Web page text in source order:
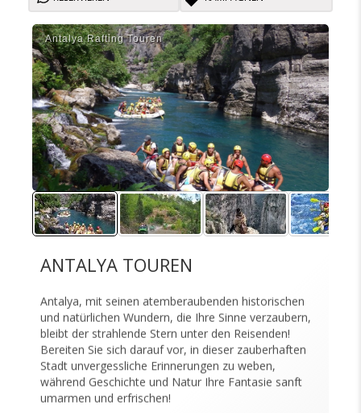
Antalya Rafti̇ng Touren
ANTALYA TOUREN
Antalya, mit seinen atemberaubenden historischen
und natürlichen Wundern, die Ihre Sinne verzaubern,
bleibt der strahlende Stern unter den Reisenden!
Bereiten Sie sich darauf vor, in dieser zauberhaften
Stadt unvergessliche Erinnerungen zu weben,
während Geschichte und Natur Ihre Fantasie sanft
umarmen und erfrischen!